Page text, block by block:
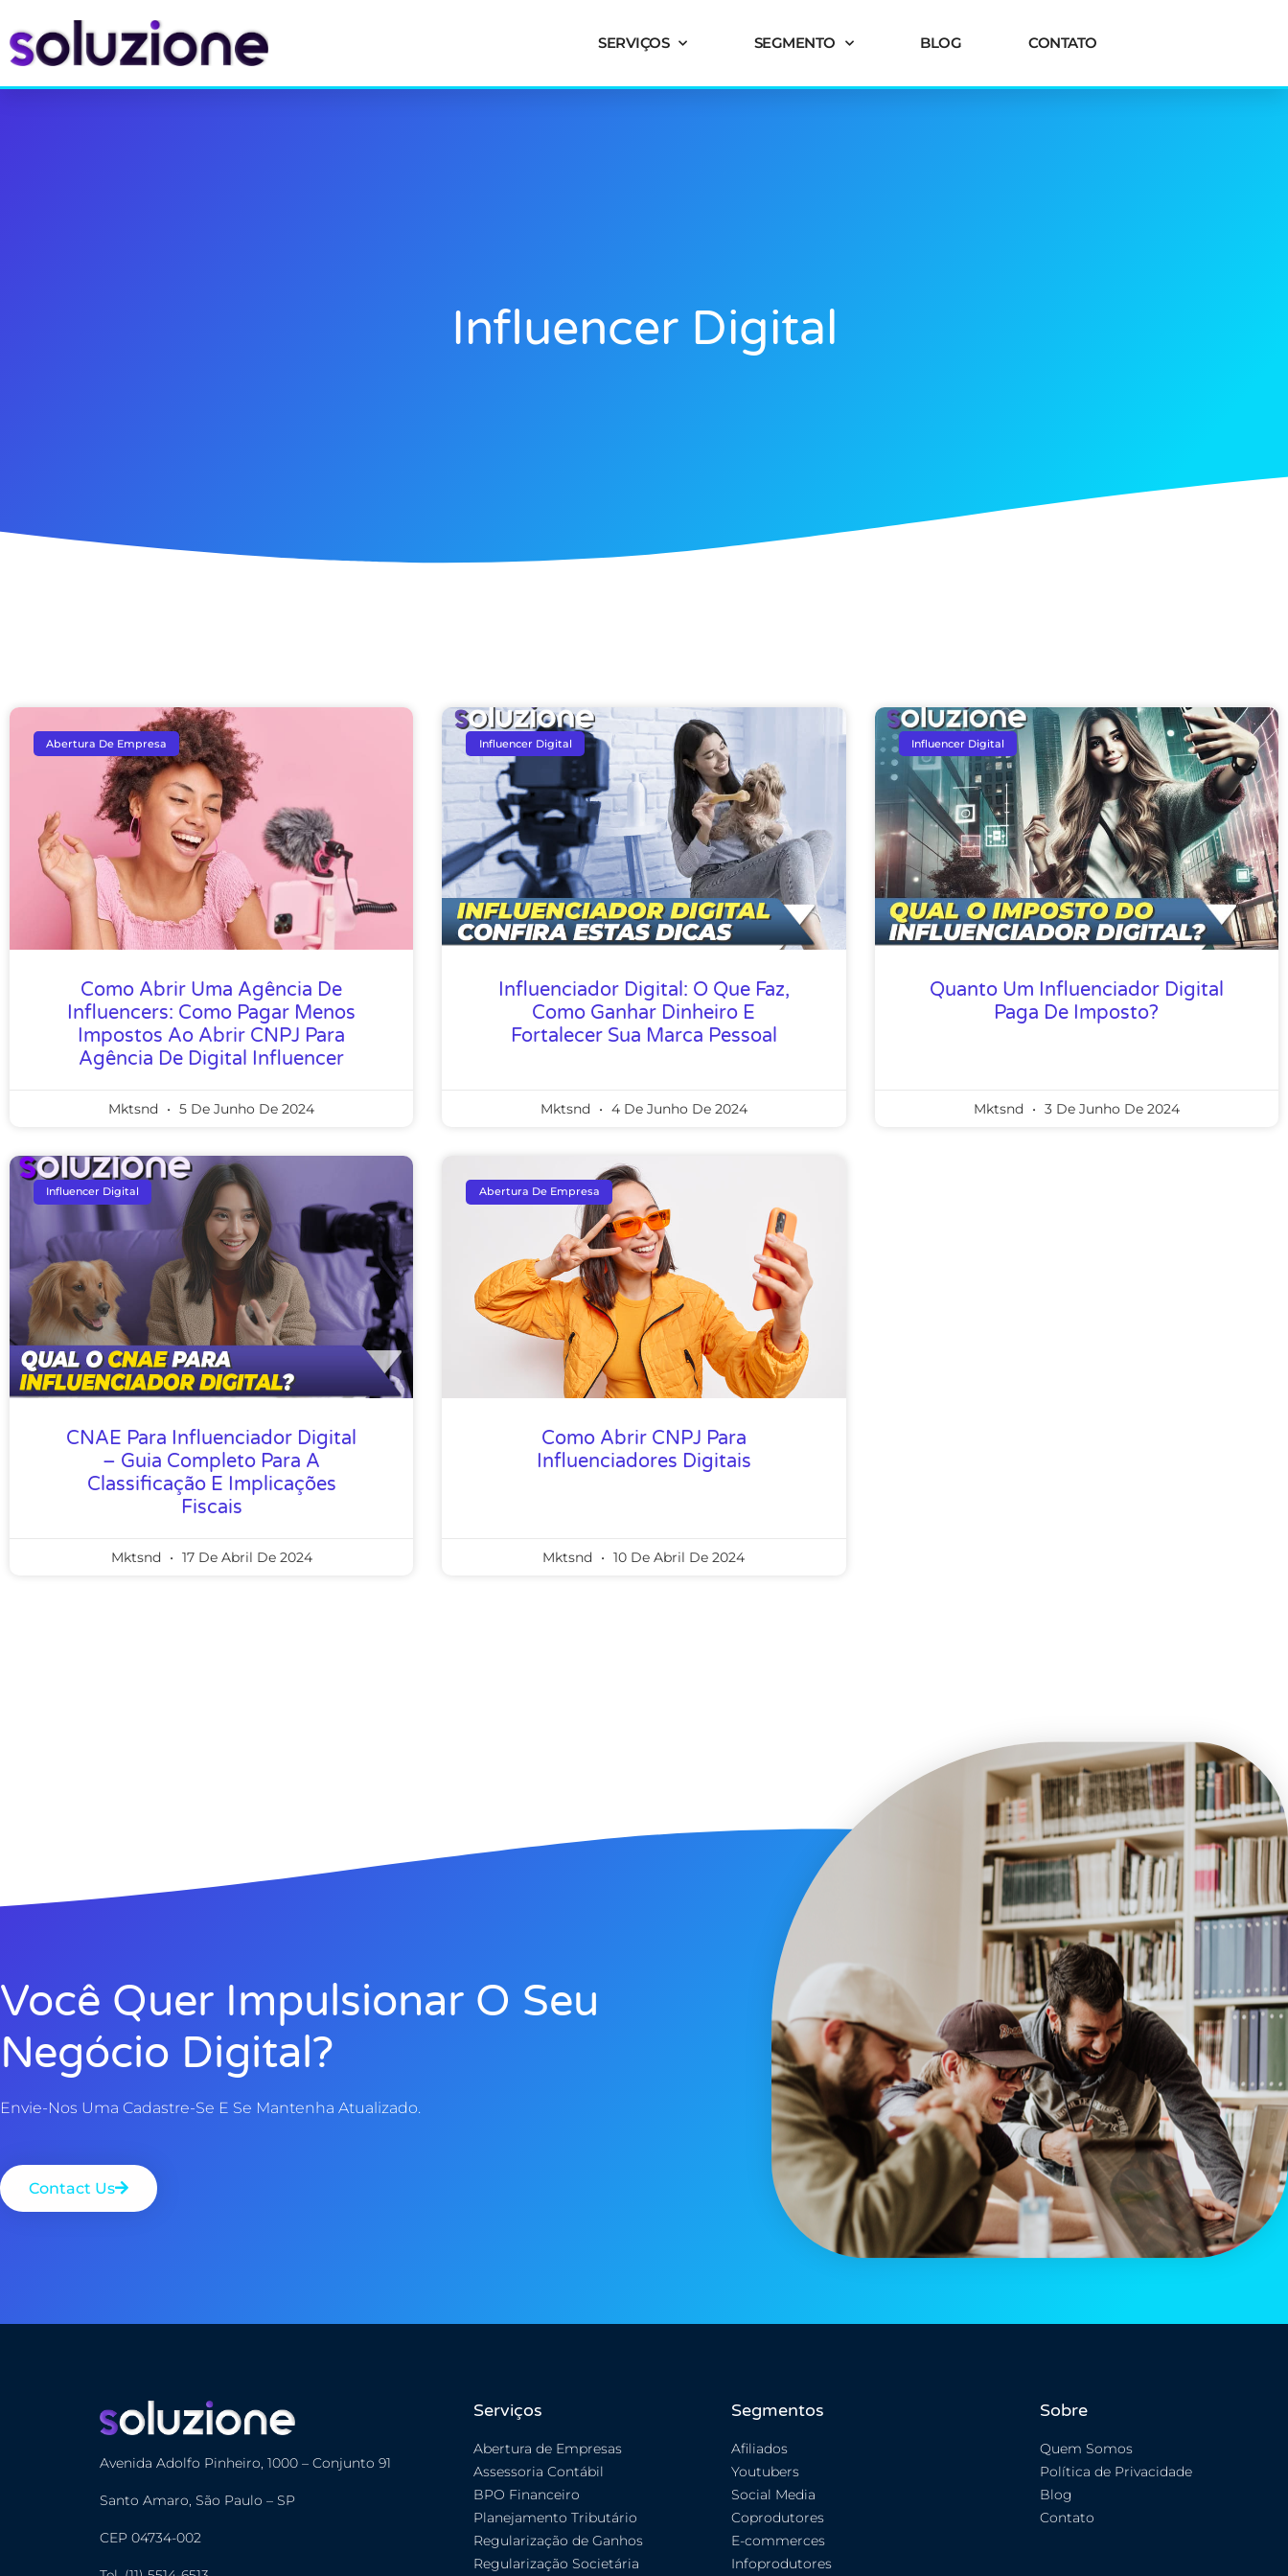
SERVIÇOS SEGMENTO BLOG CONTATO
Influencer Digital
Abertura De Empresa
Como Abrir Uma Agência De
Influencers: Como Pagar Menos
Impostos Ao Abrir CNPJ Para
Agência De Digital Influencer
Mktsnd 5 De Junho De 2024
Influencer Digital
Influenciador Digital: O Que Faz,
Como Ganhar Dinheiro E
Fortalecer Sua Marca Pessoal
Mktsnd 4 De Junho De 2024
Influencer Digital
Quanto Um Influenciador Digital
Paga De Imposto?
Mktsnd 3 De Junho De 2024
Influencer Digital
CNAE Para Influenciador Digital
– Guia Completo Para A
Classificação E Implicações
Fiscais
Mktsnd 17 De Abril De 2024
Abertura De Empresa
Como Abrir CNPJ Para
Influenciadores Digitais
Mktsnd 10 De Abril De 2024
Você Quer Impulsionar O Seu
Negócio Digital?
Envie-Nos Uma Cadastre-Se E Se Mantenha Atualizado.
Contact Us
Avenida Adolfo Pinheiro, 1000 – Conjunto 91
Santo Amaro, São Paulo – SP
CEP 04734-002
Serviços
Abertura de Empresas
Assessoria Contábil
BPO Financeiro
Planejamento Tributário
Regularização de Ganhos
Regularização Societária
Segmentos
Afiliados
Youtubers
Social Media
Coprodutores
E-commerces
Infoprodutores
Sobre
Quem Somos
Política de Privacidade
Blog
Contato